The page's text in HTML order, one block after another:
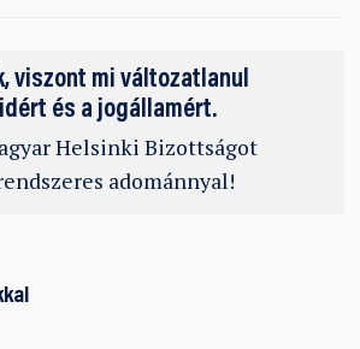
viszont mi változatlanul
és a jogállamért.
Helsinki Bizottságot
adománnyal!